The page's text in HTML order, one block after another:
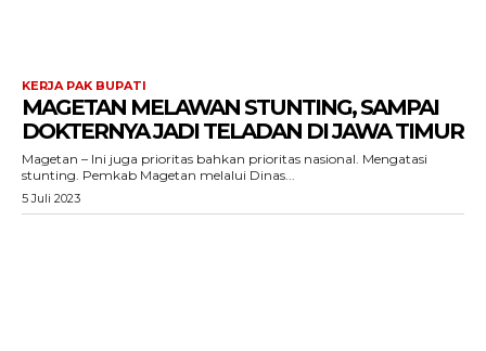
KERJA PAK BUPATI
MAGETAN MELAWAN STUNTING, SAMPAI
DOKTERNYA JADI TELADAN DI JAWA TIMUR
Magetan – Ini juga prioritas bahkan prioritas nasional. Mengatasi
stunting. Pemkab Magetan melalui Dinas...
5 Juli 2023